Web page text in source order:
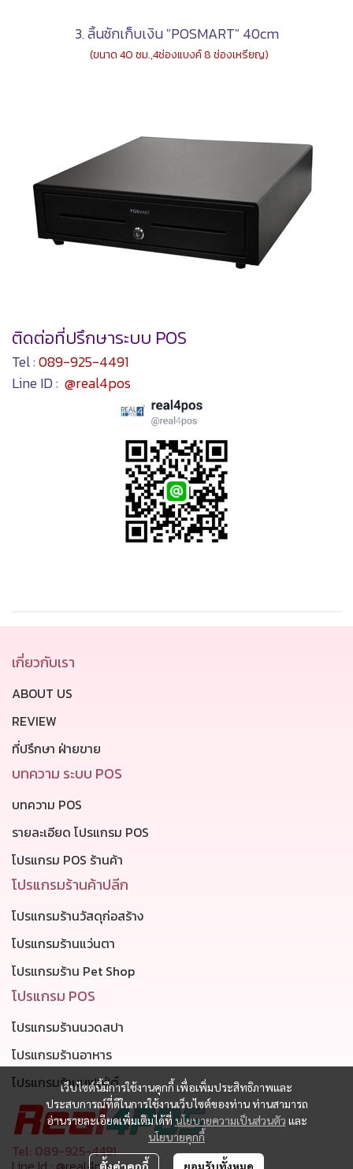
3.ลิ้นชักเก็บเงิน "POSMART" 40cm
(ขนาด 40 ซม.,4ช่องแบงค์ 8 ช่องเหรียญ)
ติดต่อที่ปรึกษาระบบ POS
Tel :089-925-4491
Line ID : @real4pos
เว็บไซต์นี้มีการใช้งานคุกกี้ เพื่อเพิ่มประสิทธิภาพและ
ประสบการณ์ที่ดีในการใช้งานเว็บไซต์ของท่าน ท่านสามารถ
อ่านรายละเอียดเพิ่มเติมได้ที่นโยบายความเป็นส่วนตัว และ
นโยบายคุกกี้
ตั้งค่าคุกกี้ ยอมรับทั้งหมด
เกี่ยวกับเรา
ABOUT US
REVIEW
ที่ปรึกษา ฝ่ายขาย
บทความ ระบบ POS
บทความ POS
รายละเอียด โปรแกรม POS
โปรแกรม POS ร้านค้า
โปรแกรมร้านค้าปลีก
โปรแกรมร้านวัสดุก่อสร้าง
โปรแกรมร้านแว่นตา
โปรแกรมร้าน Pet Shop
โปรแกรม POS
โปรแกรมร้านนวดสปา
โปรแกรมร้านอาหาร
โปรแกรมร้านบุฟเฟ่ต์
Tel: 089-925-4491